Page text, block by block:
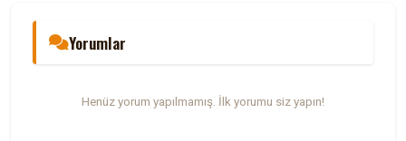
Yorumlar
Henüz yorum yapılmamış. İlk yorumu siz yapın!